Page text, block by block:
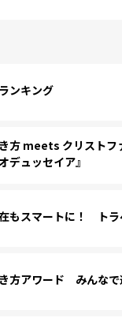
ンキング
方 meets クリストフ
デュッセイア』
もスマートに！ トラ
方アワード みんなで